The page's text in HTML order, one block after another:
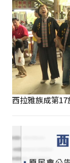
西拉雅族成第